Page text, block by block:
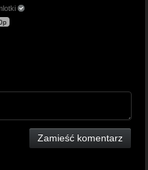
Zamieść komentarz